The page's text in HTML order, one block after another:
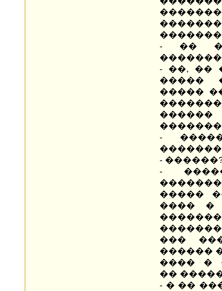
- ��
- ��, ��
�����
�����
-
-
-
�����
���� �
���
������
���� �
��
- � ��